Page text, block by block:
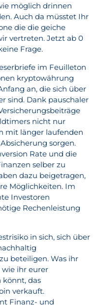
möglich drinnen
Auch da müsstet Ihr
die die geiche
vertreten. Jetzt ab 0
Frage.
im Feuilleton
kryptowährung
an, die sich über
sind. Dank pauschaler
nicht nur
mit länger laufenden
sorgen.
Rate und die
selber zu
dazu beigetragen,
Möglichkeiten. Im
Investoren
Rechenleistung
in sich, sich über
beteiligen. Was ihr
ihr eurer
könnt, das
verkauft.
Finanz- und